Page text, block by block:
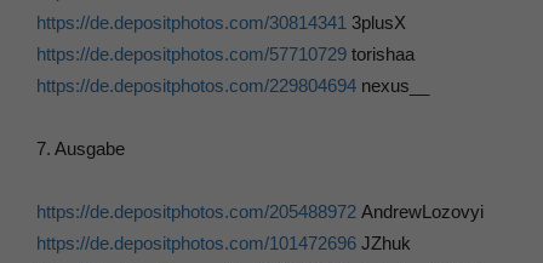
https://de.depositphotos.com/30814341 3plusX
https://de.depositphotos.com/57710729 torishaa
https://de.depositphotos.com/229804694 nexus__
7. Ausgabe
https://de.depositphotos.com/205488972 AndrewLozovyi
https://de.depositphotos.com/101472696 JZhuk